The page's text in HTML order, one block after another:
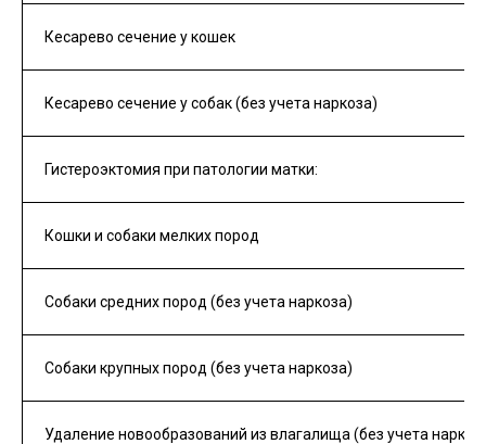
Кесарево сечение у кошек
Кесарево сечение у собак (без учета наркоза)
Гистероэктомия при патологии матки:
Кошки и собаки мелких пород
Собаки средних пород (без учета наркоза)
Собаки крупных пород (без учета наркоза)
Удаление новообразований из влагалища (без учета